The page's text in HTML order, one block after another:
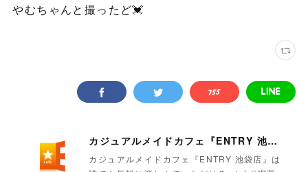
やむちゃんと撮ったど💓
カジュアルメイドカフェ『ENTRY 池袋店』
カジュアルメイドカフェ『ENTRY 池袋店』は